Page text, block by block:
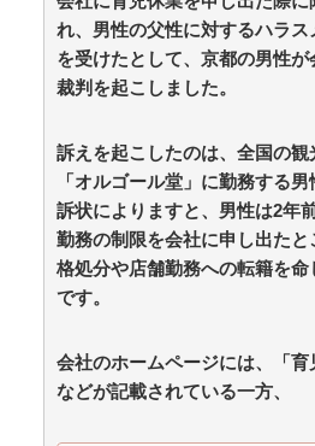
36歳の彼女と結婚したいのに、
ら信じられない言葉が飛び出し
ライン (12/24 07:00)
ぜんぶ私が中心、そう思った瞬間
「自衛隊の輸送機はエアコンを
い」と救援活動に文句を付けた
トを提示されてしまい…… /
04:10)
中国「大洪水！」中国ダム「崩
「はい（震え声」台風13号「中
雨予測」→ / anaguro - 総合 NEW!
れ、男性の父性に対するハラス
を受けたとして、京都の男性
裁判を起こしました。
訴えを起こしたのは、全国の
「オルゴール堂」に勤務する男
訴状によりますと、男性は2年
勤務の制限を会社に申し出た
格処分や店舗勤務への転籍を命
です。
会社のホームページには、「育
などが記載されている一方、